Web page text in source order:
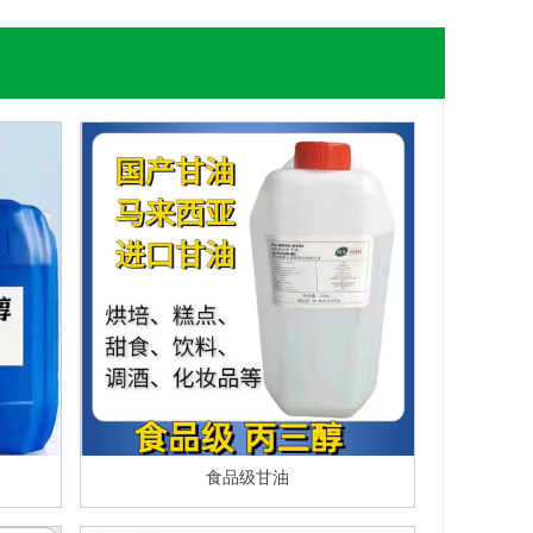
食品级甘油